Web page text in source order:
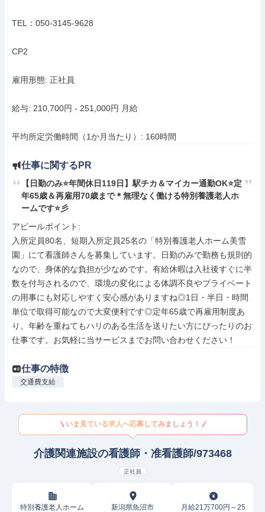
TEL：050-3145-9628
CP2
雇用形態: 正社員
給与: 210,700円 - 251,000円 月給
平均所定労働時間（1か月当たり）: 160時間
仕事に関するPR
【日勤のみ⭐️年間休日119日】駅チカ＆マイカー通勤OK⭐️定
年65歳＆再雇用70歳まで＊無理なく働ける特別養護老人ホ
ームです⭐️彡
アピールポイント:
入所定員80名、短期入所定員25名の「特別養護老人ホーム美雪
園」にて看護師さんを募集しています。日勤のみで勤務も規則的
なので、身体的な負担が少なめです。有給休暇は入社後すぐに半
数を付与されるので、環境の変化による体調不良やプライベート
の用事にも対応しやすく安心感がありますね◎1日・半日・時間
単位で取得可能なので大変便利です◎定年65歳で再雇用制度あ
り。年齢を重ねてもハリのある生活を送りたい方にぴったりのお
仕事です。お気軽に当サービスまでお問い合わせください！
仕事の特徴
交通費支給
いま見ている求人へ応募してみましょう！
介護関連施設の看護師・准看護師/973468
正社員
特別養護老人ホーム
新潟県魚沼市
月給21万700円～25